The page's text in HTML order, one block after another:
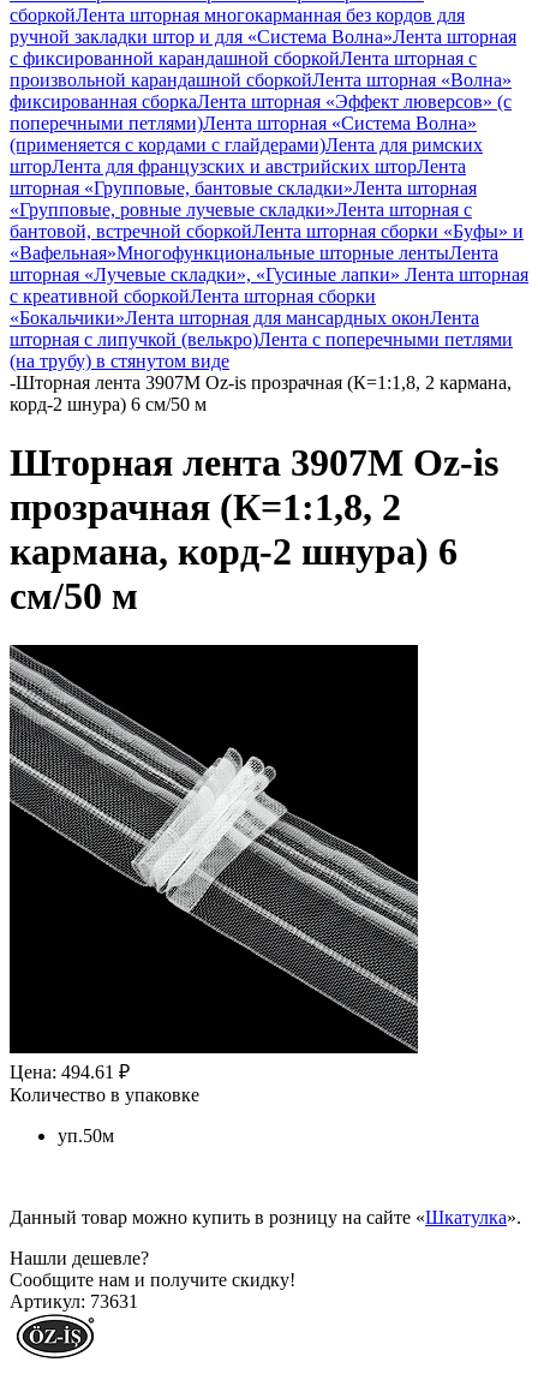
сборкойЛента шторная многокарманная без кордов для
ручной закладки штор и для «Система Волна»Лента шторная
с фиксированной карандашной сборкойЛента шторная с
произвольной карандашной сборкойЛента шторная «Волна»
фиксированная сборкаЛента шторная «Эффект люверсов» (с
поперечными петлями)Лента шторная «Система Волна»
(применяется с кордами с глайдерами)Лента для римских
шторЛента для французских и австрийских шторЛента
шторная «Групповые, бантовые складки»Лента шторная
«Групповые, ровные лучевые складки»Лента шторная с
бантовой, встречной сборкойЛента шторная сборки «Буфы» и
«Вафельная»Многофункциональные шторные лентыЛента
шторная «Лучевые складки», «Гусиные лапки» Лента шторная
с креативной сборкойЛента шторная сборки
«Бокальчики»Лента шторная для мансардных оконЛента
шторная с липучкой (велькро)Лента с поперечными петлями
(на трубу) в стянутом виде
-Шторная лента 3907M Oz-is прозрачная (К=1:1,8, 2 кармана,
корд-2 шнура) 6 см/50 м
Шторная лента 3907M Oz-is
прозрачная (К=1:1,8, 2
кармана, корд-2 шнура) 6
см/50 м
Цена: 494.61 ₽
Количество в упаковке
уп.50м
Данный товар можно купить в розницу на сайте «Шкатулка».
Нашли дешевле?
Сообщите нам и получите скидку!
Артикул: 73631